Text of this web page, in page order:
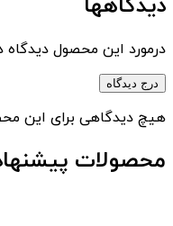
دیدگاهها
درمورد این محصول دیدگاه
درج دیدگاه
هیچ دیدگاهی برای این
محصولات